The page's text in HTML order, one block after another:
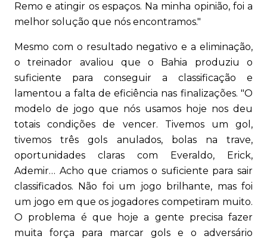
Remo e atingir os espaços. Na minha opinião, foi a
melhor solução que nós encontramos."
Mesmo com o resultado negativo e a eliminação,
o treinador avaliou que o Bahia produziu o
suficiente para conseguir a classificação e
lamentou a falta de eficiência nas finalizações. "O
modelo de jogo que nós usamos hoje nos deu
totais condições de vencer. Tivemos um gol,
tivemos três gols anulados, bolas na trave,
oportunidades claras com Everaldo, Erick,
Ademir… Acho que criamos o suficiente para sair
classificados. Não foi um jogo brilhante, mas foi
um jogo em que os jogadores competiram muito.
O problema é que hoje a gente precisa fazer
muita força para marcar gols e o adversário